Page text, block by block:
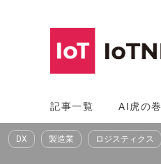
へ
ス
記事一覧 AI虎の巻
DX 製造業 ロジスティクス